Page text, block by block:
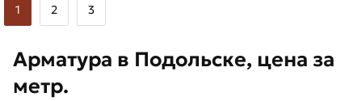
1 2 3
Арматура в Подольске, цена за
метр.